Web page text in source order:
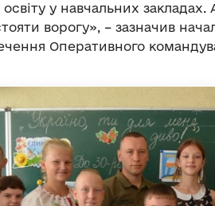
у навчальних
ворогу», – зазначив
Оперативного